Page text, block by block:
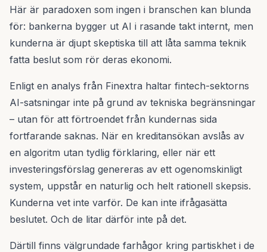
Här är paradoxen som ingen i branschen kan blunda
för: bankerna bygger ut AI i rasande takt internt, men
kunderna är djupt skeptiska till att låta samma teknik
fatta beslut som rör deras ekonomi.
Enligt en analys från Finextra haltar fintech-sektorns
AI-satsningar inte på grund av tekniska begränsningar
– utan för att förtroendet från kundernas sida
fortfarande saknas. När en kreditansökan avslås av
en algoritm utan tydlig förklaring, eller när ett
investeringsförslag genereras av ett ogenomskinligt
system, uppstår en naturlig och helt rationell skepsis.
Kunderna vet inte varför. De kan inte ifrågasätta
beslutet. Och de litar därför inte på det.
Därtill finns välgrundade farhågor kring partiskhet i de